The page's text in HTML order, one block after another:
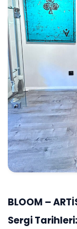
BLOOM –
Sergi